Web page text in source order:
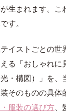
生まれます。こ
す。
イストごとの世
る「おしゃれに
・構図）」を、
そのものの具体
服装の選び方